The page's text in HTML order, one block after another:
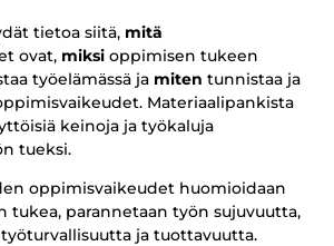
tietoa siitä, mitä
ovat, miksi oppimisen tukeen
työelämässä ja miten tunnistaa ja
Materiaalipankista
keinoja ja työkaluja
tueksi.
oppimisvaikeudet huomioidaan
tukea, parannetaan työn sujuvuutta,
ja tuottavuutta.